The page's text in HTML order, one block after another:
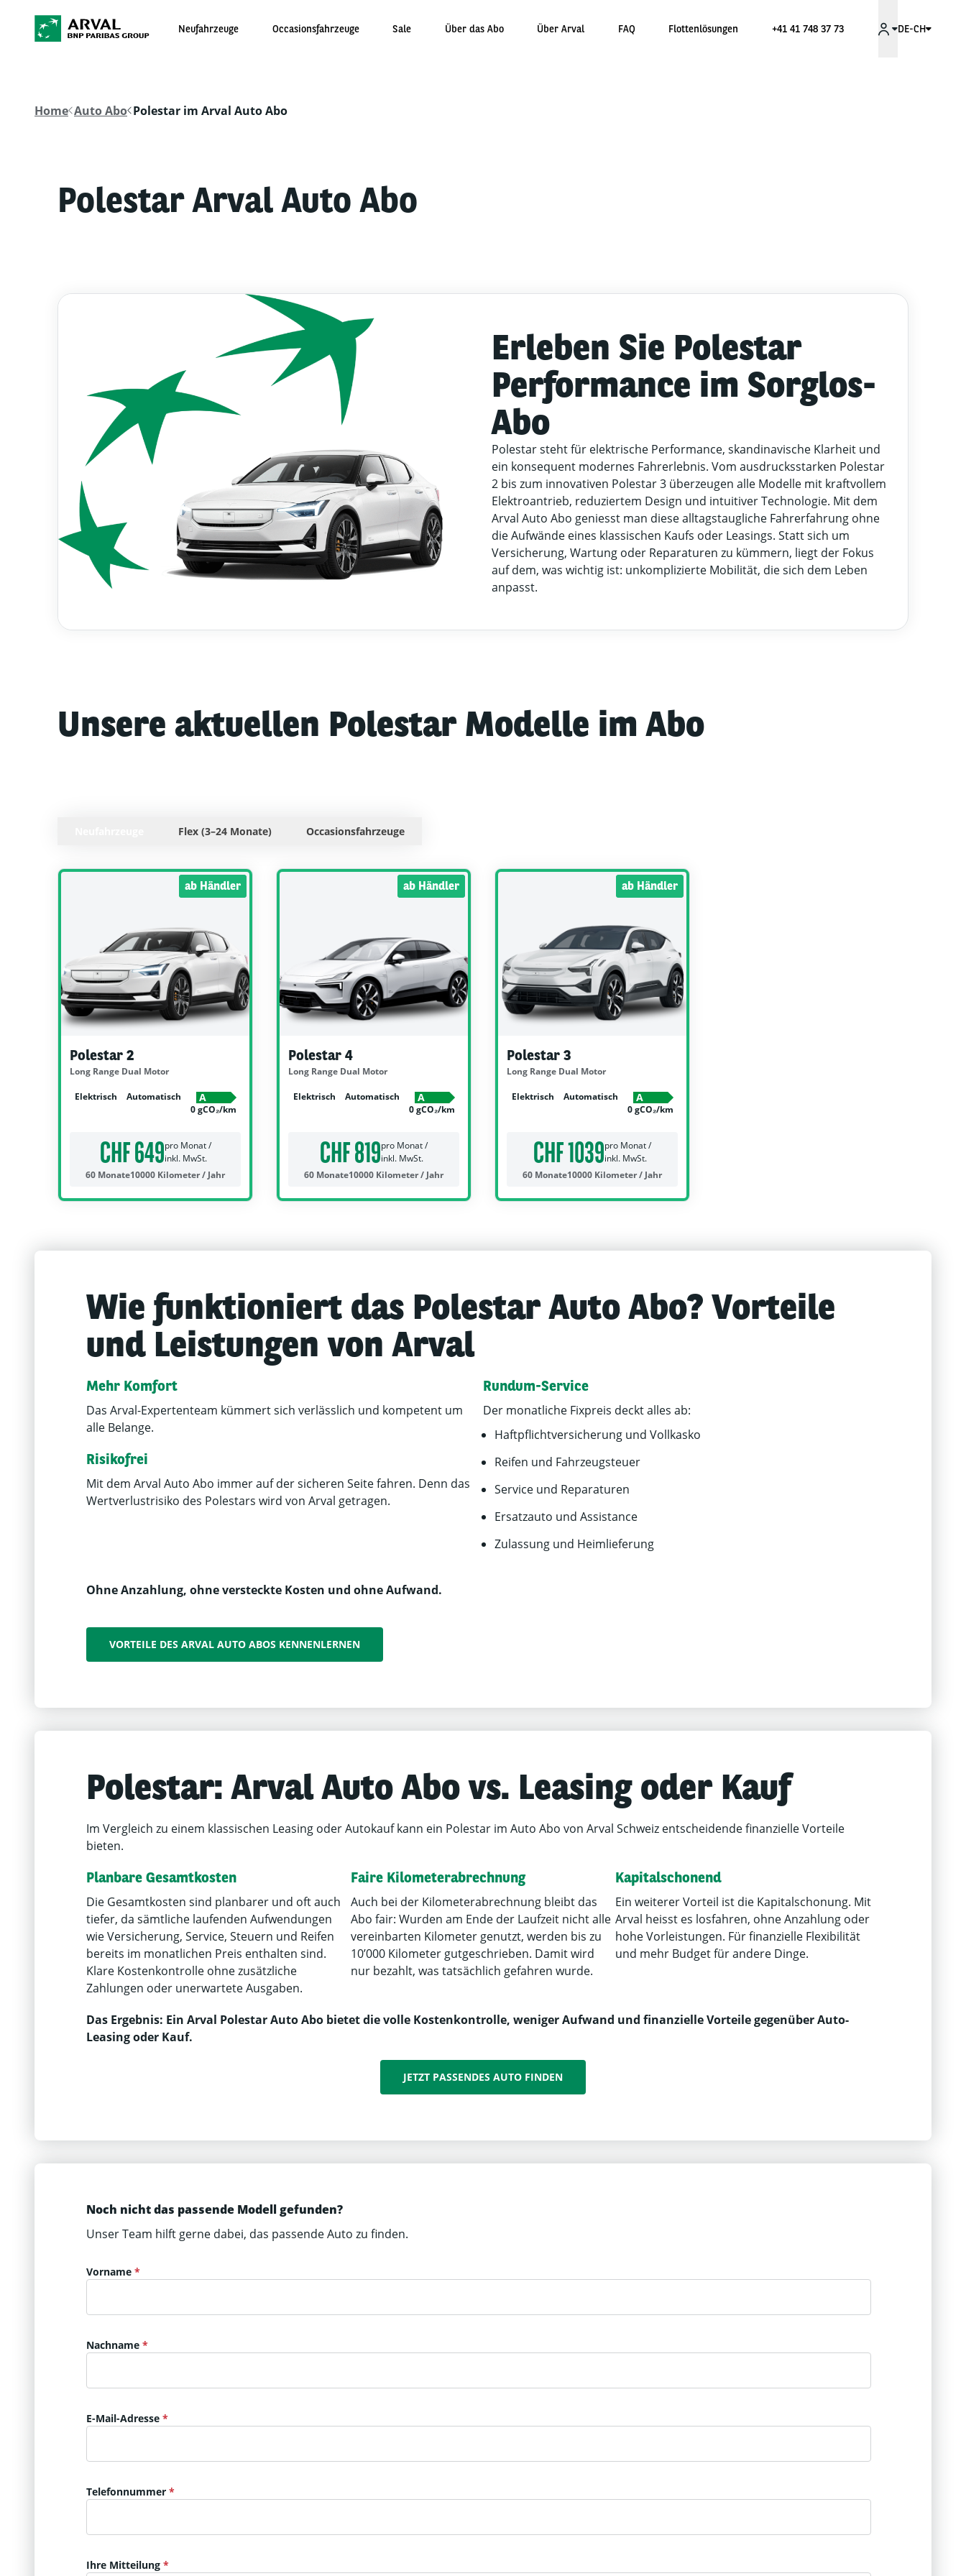
Neufahrzeuge Occasionsfahrzeuge Sale Über das Abo Über Arval FAQ Flottenlösungen +41 41 748 37 73 DE-CH
Home Auto Abo Polestar im Arval Auto Abo
Polestar Arval Auto Abo
Erleben Sie Polestar
Performance im Sorglos-
Abo
Polestar steht für elektrische Performance, skandinavische Klarheit und
ein konsequent modernes Fahrerlebnis. Vom ausdrucksstarken Polestar
2 bis zum innovativen Polestar 3 überzeugen alle Modelle mit kraftvollem
Elektroantrieb, reduziertem Design und intuitiver Technologie. Mit dem
Arval Auto Abo geniesst man diese alltagstaugliche Fahrerfahrung ohne
die Aufwände eines klassischen Kaufs oder Leasings. Statt sich um
Versicherung, Wartung oder Reparaturen zu kümmern, liegt der Fokus
auf dem, was wichtig ist: unkomplizierte Mobilität, die sich dem Leben
anpasst.
Unsere aktuellen Polestar Modelle im Abo
Flex (3–24 Monate) Occasionsfahrzeuge
ab Händler
Polestar 2
Long Range Dual Motor
Elektrisch Automatisch A
0 gCO₂/km
CHF 649pro Monat /
inkl. MwSt.
60 Monate10000 Kilometer / Jahr
ab Händler
Polestar 4
Long Range Dual Motor
Elektrisch Automatisch A
0 gCO₂/km
CHF 819pro Monat /
inkl. MwSt.
60 Monate10000 Kilometer / Jahr
ab Händler
Polestar 3
Long Range Dual Motor
Elektrisch Automatisch A
0 gCO₂/km
CHF 1039pro Monat /
inkl. MwSt.
60 Monate10000 Kilometer / Jahr
Wie funktioniert das Polestar Auto Abo? Vorteile
und Leistungen von Arval
Mehr Komfort
Das Arval-Expertenteam kümmert sich verlässlich und kompetent um
alle Belange.
Risikofrei
Mit dem Arval Auto Abo immer auf der sicheren Seite fahren. Denn das
Wertverlustrisiko des Polestars wird von Arval getragen.
Rundum-Service
Der monatliche Fixpreis deckt alles ab:
Haftpflichtversicherung und Vollkasko
Reifen und Fahrzeugsteuer
Service und Reparaturen
Ersatzauto und Assistance
Zulassung und Heimlieferung
Ohne Anzahlung, ohne versteckte Kosten und ohne Aufwand.
VORTEILE DES ARVAL AUTO ABOS KENNENLERNEN
Polestar: Arval Auto Abo vs. Leasing oder Kauf
Im Vergleich zu einem klassischen Leasing oder Autokauf kann ein Polestar im Auto Abo von Arval Schweiz entscheidende finanzielle Vorteile
bieten.
Planbare Gesamtkosten
Die Gesamtkosten sind planbarer und oft auch
tiefer, da sämtliche laufenden Aufwendungen
wie Versicherung, Service, Steuern und Reifen
bereits im monatlichen Preis enthalten sind.
Klare Kostenkontrolle ohne zusätzliche
Zahlungen oder unerwartete Ausgaben.
Faire Kilometerabrechnung
Auch bei der Kilometerabrechnung bleibt das
Abo fair: Wurden am Ende der Laufzeit nicht alle
vereinbarten Kilometer genutzt, werden bis zu
10’000 Kilometer gutgeschrieben. Damit wird
nur bezahlt, was tatsächlich gefahren wurde.
Kapitalschonend
Ein weiterer Vorteil ist die Kapitalschonung. Mit
Arval heisst es losfahren, ohne Anzahlung oder
hohe Vorleistungen. Für finanzielle Flexibilität
und mehr Budget für andere Dinge.
Das Ergebnis: Ein Arval Polestar Auto Abo bietet die volle Kostenkontrolle, weniger Aufwand und finanzielle Vorteile gegenüber Auto-
Leasing oder Kauf.
JETZT PASSENDES AUTO FINDEN
Noch nicht das passende Modell gefunden?
Unser Team hilft gerne dabei, das passende Auto zu finden.
Vorname
Nachname
E-Mail-Adresse
Telefonnummer
Ihre Mitteilung